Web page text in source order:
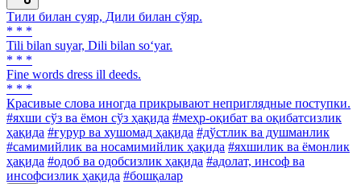
Тили билан суяр, Дили билан сўяр.
* * *
Tili bilan suyar, Dili bilan so‘yar.
* * *
Fine words dress ill deeds.
* * *
Красивые слова иногда прикрывают неприглядные поступки.
#яхши сўз ва ёмон сўз ҳақида #меҳр-оқибат ва оқибатсизлик
ҳақида #ғурур ва хушомад ҳақида #дўстлик ва душманлик
#самимийлик ва носамимийлик ҳақида #яхшилик ва ёмонлик
ҳақида #одоб ва одобсизлик ҳақида #адолат, инсоф ва
инсофсизлик ҳақида #бошқалар